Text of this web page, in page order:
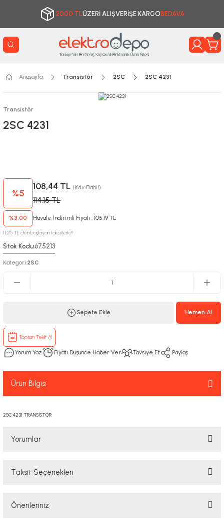
2000 TLÜZERİ ALIŞVERİŞE KARGO BEDAVA
Anasayfa Transistör 2SC 2SC 4231
Transistör
2SC 4231
%5
108,44 TL (Kdv Dahil)
114,15 TL
%3,00 Havale İndirimli Fiyatı : 105,19 TL
11,25 TL den başlayan taksitlerle!!
Stok Kodu:675213
Kategori:2SC
Sepete Ekle Hemen Al
Toptan Teklif Al
Yorum Yaz Fiyatı Düşünce Haber Ver Tavsiye Et Paylaş
Ürün Bilgisi
2SC 4231 TRANSİSTÖR
Yorumlar
Taksit Seçenekleri
Önerileriniz